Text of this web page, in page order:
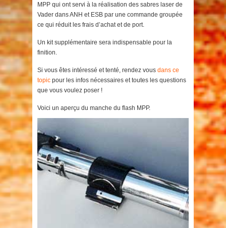
MPP qui ont servi à la réalisation des sabres laser de
Vader dans ANH et ESB par une commande groupée
ce qui réduit les frais d’achat et de port.
Un kit supplémentaire sera indispensable pour la
finition.
Si vous êtes intéressé et tenté, rendez vous dans ce
topic pour les infos nécessaires et toutes les questions
que vous voulez poser !
Voici un aperçu du manche du flash MPP.